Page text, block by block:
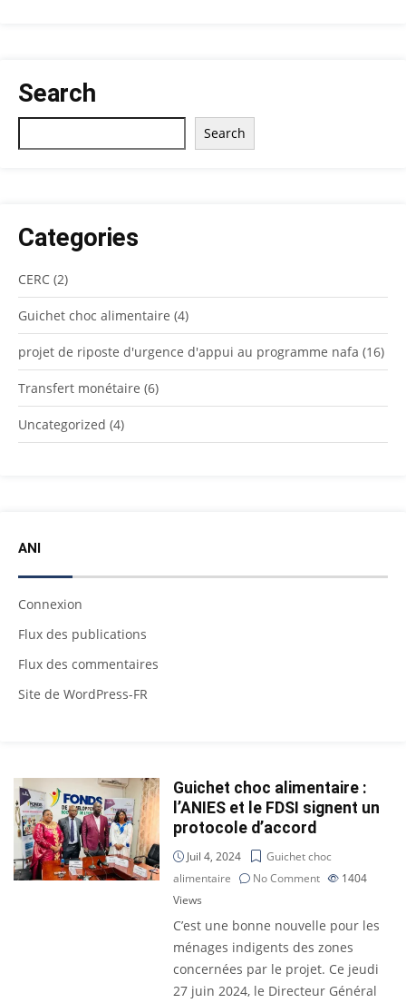
Search
Search
Categories
CERC (2)
Guichet choc alimentaire (4)
projet de riposte d'urgence d'appui au programme nafa (16)
Transfert monétaire (6)
Uncategorized (4)
ANI
Connexion
Flux des publications
Flux des commentaires
Site de WordPress-FR
Guichet choc alimentaire :
l’ANIES et le FDSI signent un
protocole d’accord
Juil 4, 2024
Guichet choc
alimentaire
No Comment
1404
Views
C’est une bonne nouvelle pour les
ménages indigents des zones
concernées par le projet. Ce jeudi
27 juin 2024, le Directeur Général